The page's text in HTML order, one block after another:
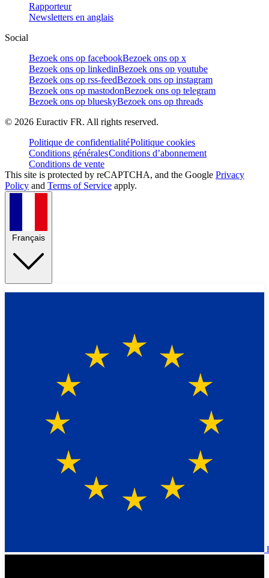
Rapporteur
Newsletters en anglais
Social
Bezoek ons op facebookBezoek ons op x
Bezoek ons op linkedinBezoek ons op youtube
Bezoek ons op rss-feedBezoek ons op instagram
Bezoek ons op mastodonBezoek ons op telegram
Bezoek ons op blueskyBezoek ons op threads
© 2026 Euractiv FR. All rights reserved.
Politique de confidentialitéPolitique cookies
Conditions généralesConditions d’abonnement
Conditions de vente
This site is protected by reCAPTCHA, and the Google Privacy
Policy and Terms of Service apply.
Français